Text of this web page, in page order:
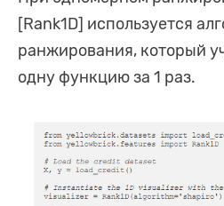
[Rank1D] используется
ранжирования, который
одну функцию за 1 раз.